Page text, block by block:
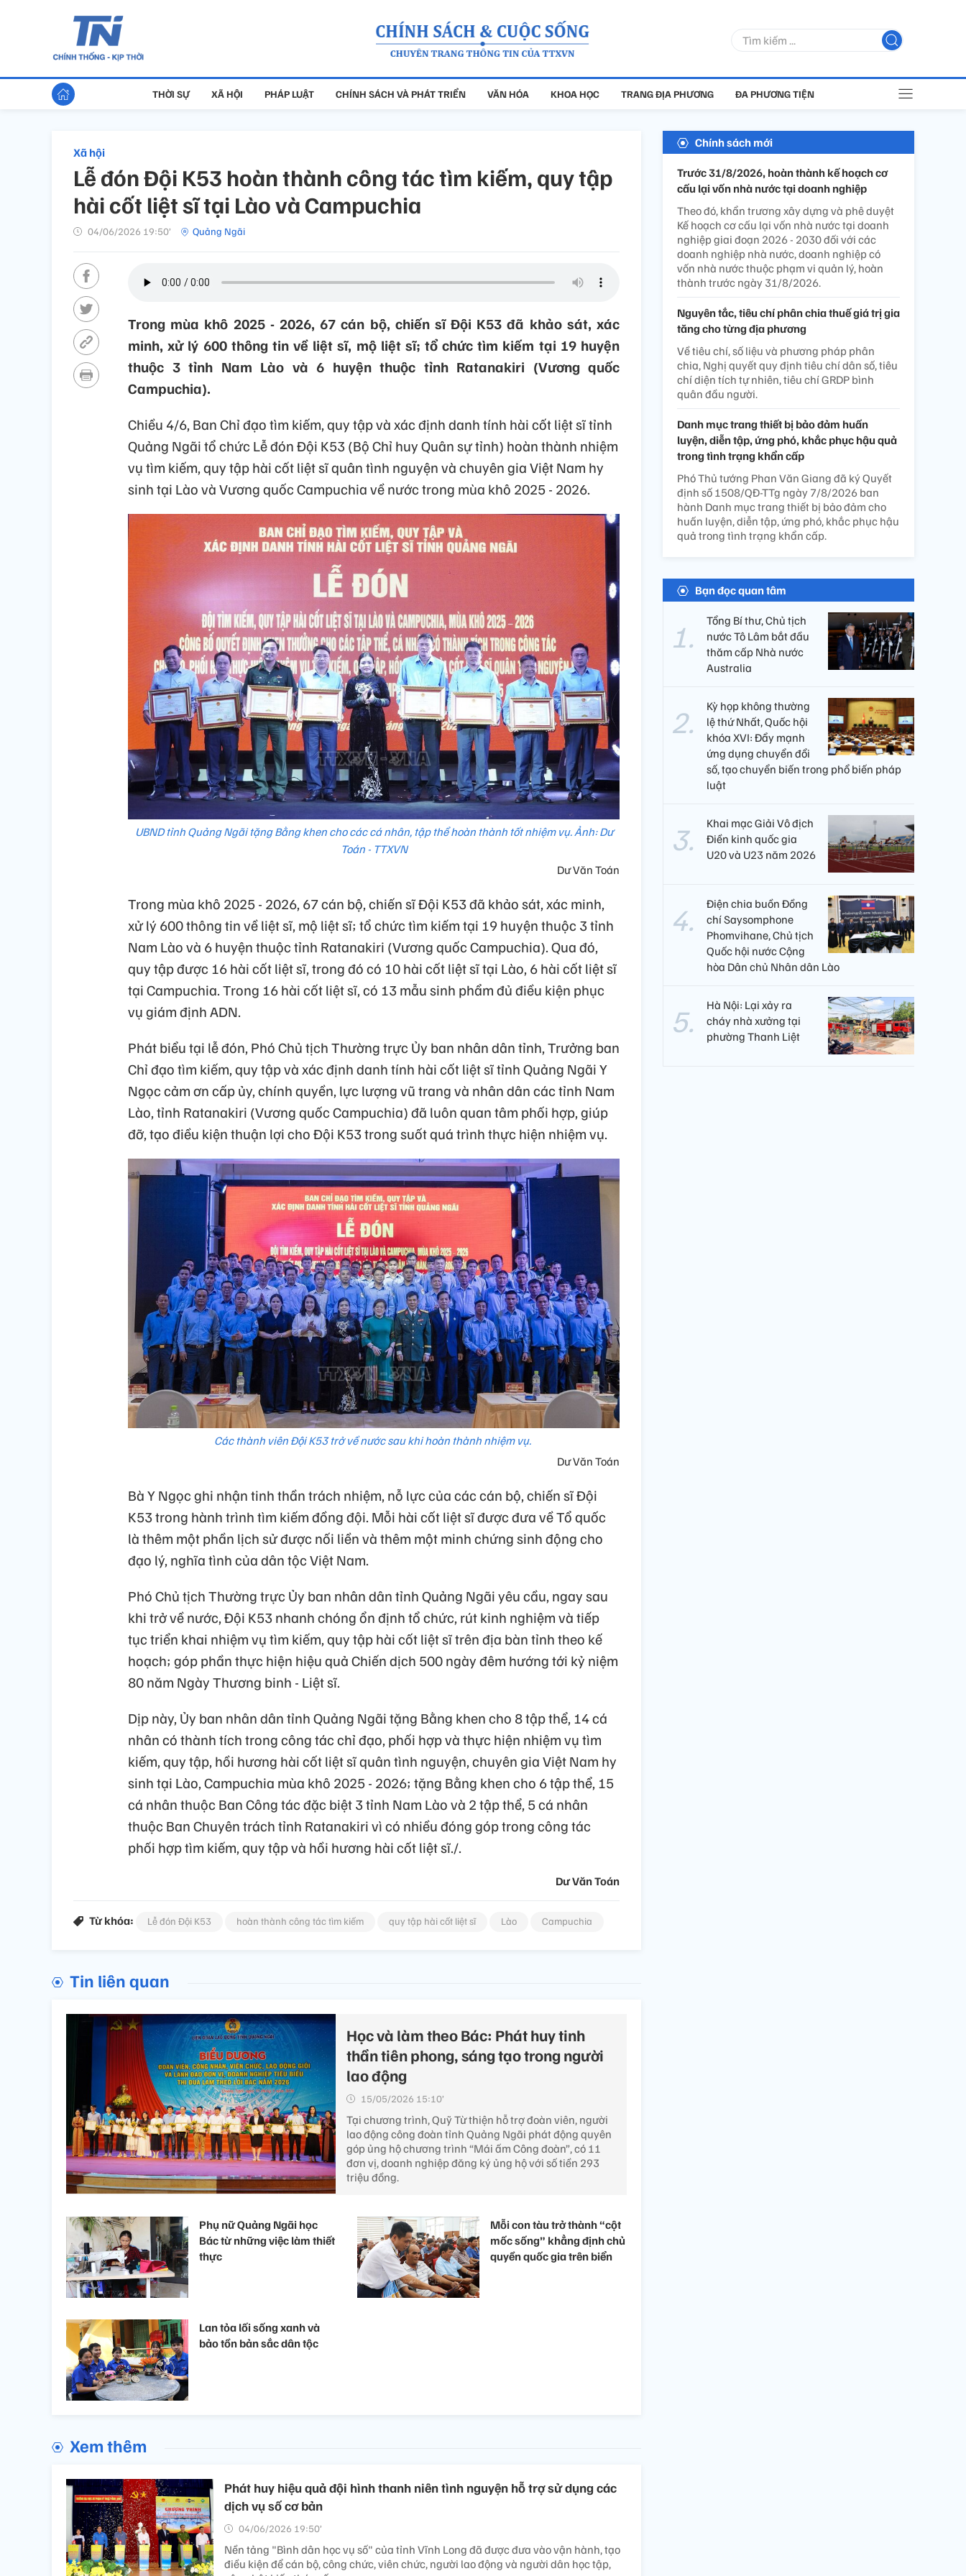
THỜI SỰ XÃ HỘI PHÁP LUẬT CHÍNH SÁCH VÀ PHÁT TRIỂN VĂN HÓA KHOA HỌC TRANG ĐỊA PHƯƠNG ĐA PHƯƠNG TIỆN
Xã hội
Lễ đón Đội K53 hoàn thành công tác tìm kiếm, quy tập
hài cốt liệt sĩ tại Lào và Campuchia
04/06/2026 19:50’ Quảng Ngãi
Trong mùa khô 2025 - 2026, 67 cán bộ, chiến sĩ Đội K53 đã khảo sát, xác
minh, xử lý 600 thông tin về liệt sĩ, mộ liệt sĩ; tổ chức tìm kiếm tại 19 huyện
thuộc 3 tỉnh Nam Lào và 6 huyện thuộc tỉnh Ratanakiri (Vương quốc
Campuchia).
Chiều 4/6, Ban Chỉ đạo tìm kiếm, quy tập và xác định danh tính hài cốt liệt sĩ tỉnh
Quảng Ngãi tổ chức Lễ đón Đội K53 (Bộ Chỉ huy Quân sự tỉnh) hoàn thành nhiệm
vụ tìm kiếm, quy tập hài cốt liệt sĩ quân tình nguyện và chuyên gia Việt Nam hy
sinh tại Lào và Vương quốc Campuchia về nước trong mùa khô 2025 - 2026.
UBND tỉnh Quảng Ngãi tặng Bằng khen cho các cá nhân, tập thể hoàn thành tốt nhiệm vụ. Ảnh: Dư
Toán - TTXVN
Dư Văn Toán
Trong mùa khô 2025 - 2026, 67 cán bộ, chiến sĩ Đội K53 đã khảo sát, xác minh,
xử lý 600 thông tin về liệt sĩ, mộ liệt sĩ; tổ chức tìm kiếm tại 19 huyện thuộc 3 tỉnh
Nam Lào và 6 huyện thuộc tỉnh Ratanakiri (Vương quốc Campuchia). Qua đó,
quy tập được 16 hài cốt liệt sĩ, trong đó có 10 hài cốt liệt sĩ tại Lào, 6 hài cốt liệt sĩ
tại Campuchia. Trong 16 hài cốt liệt sĩ, có 13 mẫu sinh phẩm đủ điều kiện phục
vụ giám định ADN.
Phát biểu tại lễ đón, Phó Chủ tịch Thường trực Ủy ban nhân dân tỉnh, Trưởng ban
Chỉ đạo tìm kiếm, quy tập và xác định danh tính hài cốt liệt sĩ tỉnh Quảng Ngãi Y
Ngọc cảm ơn cấp ủy, chính quyền, lực lượng vũ trang và nhân dân các tỉnh Nam
Lào, tỉnh Ratanakiri (Vương quốc Campuchia) đã luôn quan tâm phối hợp, giúp
đỡ, tạo điều kiện thuận lợi cho Đội K53 trong suốt quá trình thực hiện nhiệm vụ.
Các thành viên Đội K53 trở về nước sau khi hoàn thành nhiệm vụ.
Dư Văn Toán
Bà Y Ngọc ghi nhận tinh thần trách nhiệm, nỗ lực của các cán bộ, chiến sĩ Đội
K53 trong hành trình tìm kiếm đồng đội. Mỗi hài cốt liệt sĩ được đưa về Tổ quốc
là thêm một phần lịch sử được nối liền và thêm một minh chứng sinh động cho
đạo lý, nghĩa tình của dân tộc Việt Nam.
Phó Chủ tịch Thường trực Ủy ban nhân dân tỉnh Quảng Ngãi yêu cầu, ngay sau
khi trở về nước, Đội K53 nhanh chóng ổn định tổ chức, rút kinh nghiệm và tiếp
tục triển khai nhiệm vụ tìm kiếm, quy tập hài cốt liệt sĩ trên địa bàn tỉnh theo kế
hoạch; góp phần thực hiện hiệu quả Chiến dịch 500 ngày đêm hướng tới kỷ niệm
80 năm Ngày Thương binh - Liệt sĩ.
Dịp này, Ủy ban nhân dân tỉnh Quảng Ngãi tặng Bằng khen cho 8 tập thể, 14 cá
nhân có thành tích trong công tác chỉ đạo, phối hợp và thực hiện nhiệm vụ tìm
kiếm, quy tập, hồi hương hài cốt liệt sĩ quân tình nguyện, chuyên gia Việt Nam hy
sinh tại Lào, Campuchia mùa khô 2025 - 2026; tặng Bằng khen cho 6 tập thể, 15
cá nhân thuộc Ban Công tác đặc biệt 3 tỉnh Nam Lào và 2 tập thể, 5 cá nhân
thuộc Ban Chuyên trách tỉnh Ratanakiri vì có nhiều đóng góp trong công tác
phối hợp tìm kiếm, quy tập và hồi hương hài cốt liệt sĩ./.
Dư Văn Toán
Từ khóa: Lễ đón Đội K53 hoàn thành công tác tìm kiếm quy tập hài cốt liệt sĩ Lào Campuchia
Tin liên quan
Học và làm theo Bác: Phát huy tinh
thần tiên phong, sáng tạo trong người
lao động
15/05/2026 15:10’
Tại chương trình, Quỹ Từ thiện hỗ trợ đoàn viên, người
lao động công đoàn tỉnh Quảng Ngãi phát động quyên
góp ủng hộ chương trình “Mái ấm Công đoàn”, có 11
đơn vị, doanh nghiệp đăng ký ủng hộ với số tiền 293
triệu đồng.
Phụ nữ Quảng Ngãi học
Bác từ những việc làm thiết
thực
Mỗi con tàu trở thành “cột
mốc sống” khẳng định chủ
quyền quốc gia trên biển
Lan tỏa lối sống xanh và
bảo tồn bản sắc dân tộc
Xem thêm
Phát huy hiệu quả đội hình thanh niên tình nguyện hỗ trợ sử dụng các
dịch vụ số cơ bản
04/06/2026 19:50’
Nền tảng "Bình dân học vụ số" của tỉnh Vĩnh Long đã được đưa vào vận hành, tạo
điều kiện để cán bộ, công chức, viên chức, người lao động và người dân học tập,
Chính sách mới
Trước 31/8/2026, hoàn thành kế hoạch cơ
cấu lại vốn nhà nước tại doanh nghiệp
Theo đó, khẩn trương xây dựng và phê duyệt
Kế hoạch cơ cấu lại vốn nhà nước tại doanh
nghiệp giai đoạn 2026 - 2030 đối với các
doanh nghiệp nhà nước, doanh nghiệp có
vốn nhà nước thuộc phạm vi quản lý, hoàn
thành trước ngày 31/8/2026.
Nguyên tắc, tiêu chí phân chia thuế giá trị gia
tăng cho từng địa phương
Về tiêu chí, số liệu và phương pháp phân
chia, Nghị quyết quy định tiêu chí dân số, tiêu
chí diện tích tự nhiên, tiêu chí GRDP bình
quân đầu người.
Danh mục trang thiết bị bảo đảm huấn
luyện, diễn tập, ứng phó, khắc phục hậu quả
trong tình trạng khẩn cấp
Phó Thủ tướng Phan Văn Giang đã ký Quyết
định số 1508/QĐ-TTg ngày 7/8/2026 ban
hành Danh mục trang thiết bị bảo đảm cho
huấn luyện, diễn tập, ứng phó, khắc phục hậu
quả trong tình trạng khẩn cấp.
Bạn đọc quan tâm
Tổng Bí thư, Chủ tịch
nước Tô Lâm bắt đầu
thăm cấp Nhà nước
Australia
Kỳ họp không thường
lệ thứ Nhất, Quốc hội
khóa XVI: Đẩy mạnh
ứng dụng chuyển đổi
số, tạo chuyển biến trong phổ biến pháp
luật
Khai mạc Giải Vô địch
Điền kinh quốc gia
U20 và U23 năm 2026
Điện chia buồn Đồng
chí Saysomphone
Phomvihane, Chủ tịch
Quốc hội nước Cộng
hòa Dân chủ Nhân dân Lào
Hà Nội: Lại xảy ra
cháy nhà xưởng tại
phường Thanh Liệt